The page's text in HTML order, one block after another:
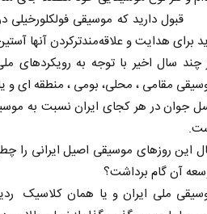
قبول دارید که موسیقی فولکلورخیلی
برای هدایت و علاقه‌مندترکردن آنها
چند سال اخیر با توجه به رویکردهای
مقامی ، محلی، بومی ، منطقه ای و
جوان در هر کجای ایران نسبت به
این روزهای موسیقی اصیل ایرانی را
آن گام برداشت؟
ملی ایران و یا همان کلاسیک
از باتلاق انرژی تا بن‌بست